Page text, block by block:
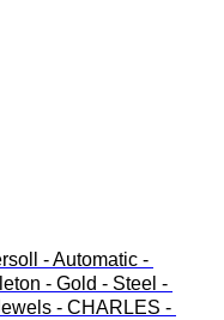
- Automatic -
- Gold - Steel -
- CHARLES -